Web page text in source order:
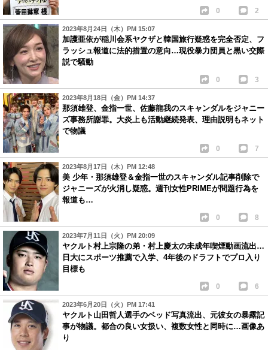
0 2
2023年8月24日（木）PM 15:07
加護亜依が稲川会系ヤクザと韓国旅行疑惑を完全否定、フ
ラッシュ報道に法的措置の意向…現役暴力団員と黒い交際
説で騒動
0 3
2023年8月18日（金）PM 14:37
那須雄登、金指一世、佐藤龍我のスキャンダルをジャニー
ズ事務所謝罪。大炎上も活動継続発表、理由説明もネット
で物議
0 7
2023年8月17日（木）PM 12:48
美 少年・那須雄登＆金指一世のスキャンダル記事削除で
ジャニーズが火消し疑惑。週刊女性PRIMEが問題行為を
報道も…
0 8
2023年7月11日（火）PM 20:09
ヤクルト村上宗隆の弟・村上慶太の未成年喫煙動画流出…
日大にスポーツ推薦で入学、4年後のドラフトでプロ入り
目標も
0 6
2023年6月20日（火）PM 17:41
ヤクルト山田哲人選手のベッド写真流出、元彼女の暴露記
事が物議。都合の良い女扱い、複数女性と同時に…画像あ
り